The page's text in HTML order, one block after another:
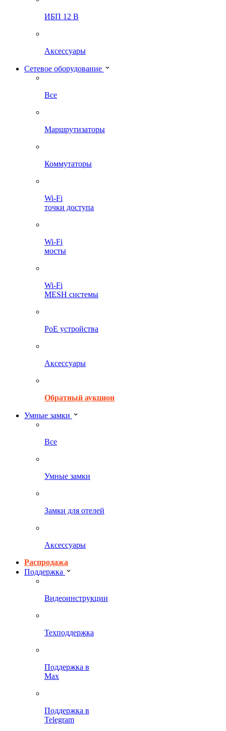
ИБП 12 В
Аксессуары
Сетевое оборудование
Все
Маршрутизаторы
Коммутаторы
Wi-Fi
точки доступа
Wi-Fi
мосты
Wi-Fi
MESH системы
PoE устройства
Аксессуары
Обратный аукцион
Умные замки
Все
Умные замки
Замки для отелей
Аксессуары
Распродажа
Поддержка
Видеоинструкции
Техподдержка
Поддержка в
Max
Поддержка в
Telegram